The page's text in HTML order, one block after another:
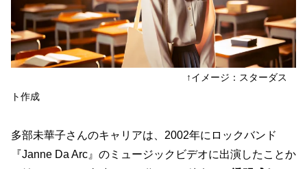
↑イメージ：スターダス
ト作成
多部未華子さんのキャリアは、2002年にロックバンド
『Janne Da Arc』のミュージックビデオに出演したことか